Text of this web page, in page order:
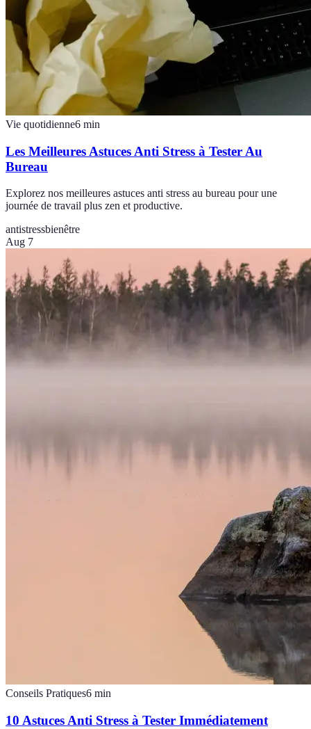
Vie quotidienne6 min
Les Meilleures Astuces Anti Stress à Tester Au
Bureau
Explorez nos meilleures astuces anti stress au bureau pour une
journée de travail plus zen et productive.
antistressbienêtre
Aug 7
Conseils Pratiques6 min
10 Astuces Anti Stress à Tester Immédiatement